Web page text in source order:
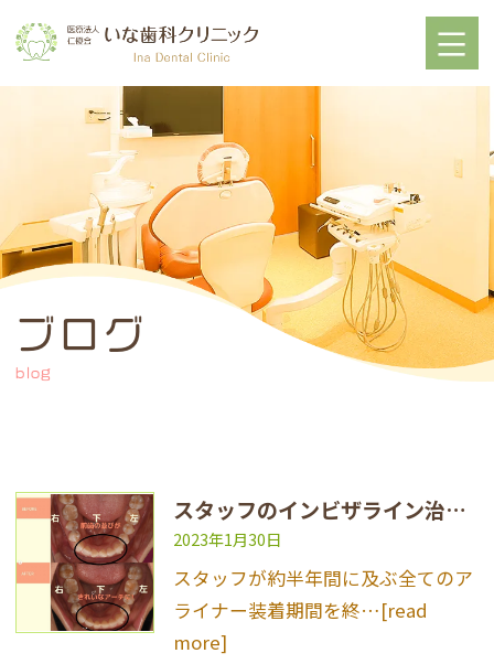
ブログ
blog
スタッフのインビザライン治療が終わりました
2023年1月30日
スタッフが約半年間に及ぶ全てのア
ライナー装着期間を終…[read
more]